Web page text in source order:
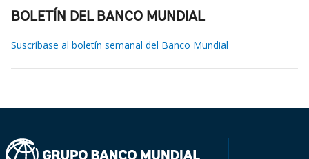
BOLETÍN DEL BANCO MUNDIAL
Suscríbase al boletín semanal del Banco Mundial